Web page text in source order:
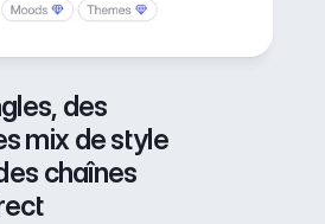
des
mix de style
chaînes